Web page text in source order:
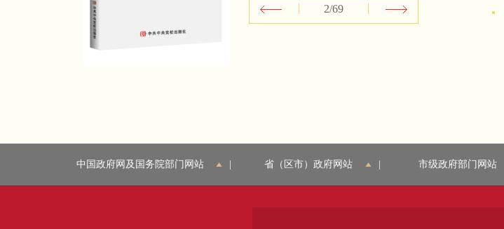
2/69
中国政府网及国务院部门网站 省（区市）政府网站 市级政府部门网站